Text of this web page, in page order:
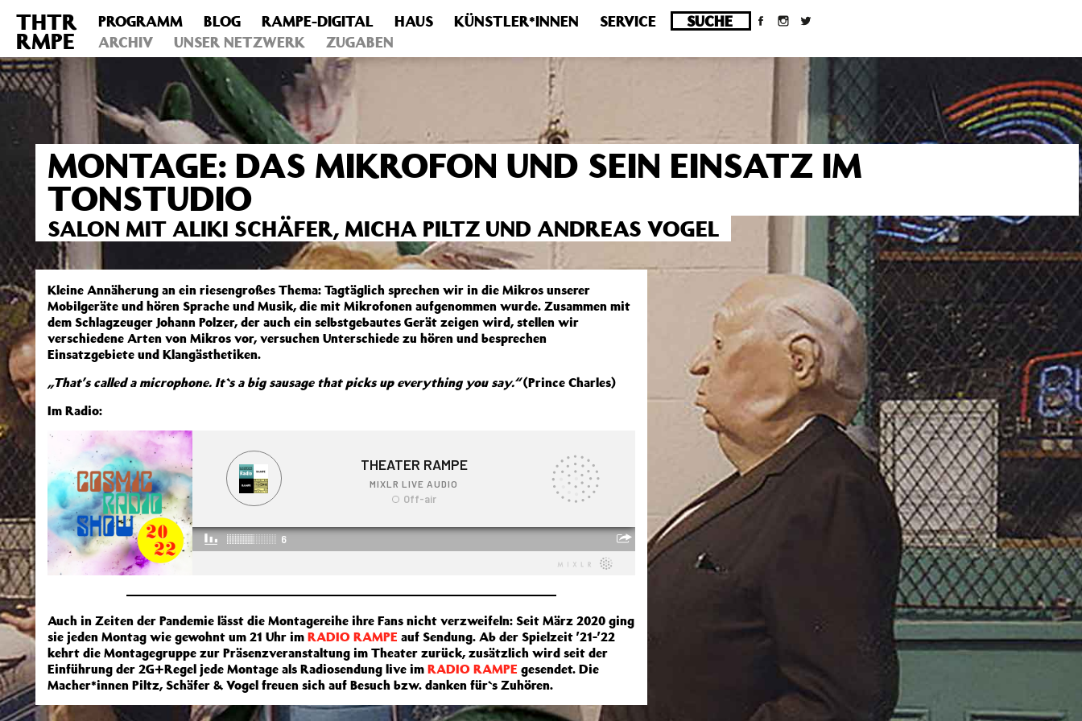
Deprecated : Die Funktion post_permalink ist seit Version 4.4.0 veraltet! Verwende stattdessen get_permalink(). in
/homepages/10/d43051023/htdocs/wordpress/wp-
includes/functions.phpon line6031
THTR
RMPE
PROGRAMM BLOG RAMPE-DIGITAL HAUS KÜNSTLER*INNEN
SERVICE
ARCHIV
UNSER NETZWERK ZUGABEN
MONTAGE: DAS MIKROFON UND SEIN EINSATZ IM
TONSTUDIO
SALON MIT ALIKI SCHÄFER, MICHA PILTZ UND ANDREAS VOGEL
Kleine Annäherung an ein riesengroßes Thema: Tagtäglich sprechen wir in die Mikros unserer
Mobilgeräte und hören Sprache und Musik, die mit Mikrofonen aufgenommen wurde. Zusammen mit
dem Schlagzeuger Johann Polzer, der auch ein selbstgebautes Gerät zeigen wird, stellen wir
verschiedene Arten von Mikros vor, versuchen Unterschiede zu hören und besprechen
Einsatzgebiete und Klangästhetiken.
„That’s called a microphone. It`s a big sausage that picks up everything you say.“(Prince Charles)
Im Radio:
Auch in Zeiten der Pandemie lässt die Montagereihe ihre Fans nicht verzweifeln: Seit März 2020 ging
sie jeden Montag wie gewohnt um 21 Uhr im RADIO RAMPE auf Sendung. Ab der Spielzeit ’21-’22
kehrt die Montagegruppe zur Präsenzveranstaltung im Theater zurück, zusätzlich wird seit der
Einführung der 2G+Regel jede Montage als Radiosendung live im RADIO RAMPE gesendet. Die
Macher*innen Piltz, Schäfer & Vogel freuen sich auf Besuch bzw. danken für`s Zuhören.